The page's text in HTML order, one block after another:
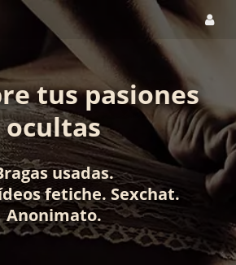
tus pasiones
ocultas
usadas.
fetiche. Sexchat.
Anonimato.